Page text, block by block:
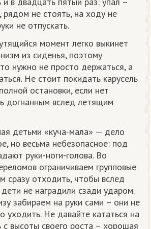
рядом не стоять, на ходу не
не отпускать.
момент легко выкинет
из сиденья, поэтому
нужно не просто держаться, а
Не стоит покидать карусель
остановки, если нет
догнанным вслед летящим
детьми «куча-мала» — дело
но весьма небезопасное: под
руки-ноги-голова. Во
ограничиваем групповые
сразу отходить, чтобы вслед
не наградили сзади ударом.
забираем на руки сами – они не
уходить. Не давайте кататься на
с высоты своего роста – хорошая